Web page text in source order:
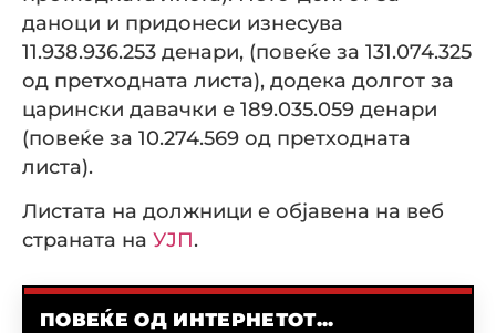
даноци и придонеси изнесува
11.938.936.253 денари, (повеќе за 131.074.325
од претходната листа), додека долгот за
царински давачки е 189.035.059 денари
(повеќе за 10.274.569 од претходната
листа).
Листата на должници е објавена на веб
страната на УЈП.
ПОВЕЌЕ ОД ИНТЕРНЕТОТ...